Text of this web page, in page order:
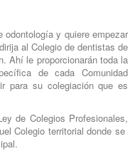
y quiere empezar
al Colegio de dentistas de
Ahí le proporcionarán toda la
de cada Comunidad
para su colegiación que es
de Colegios Profesionales,
Colegio territorial donde se